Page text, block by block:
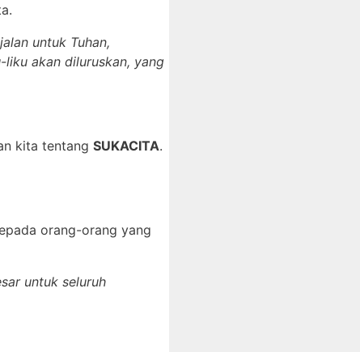
untuk Tuhan,
akan diluruskan, yang
kita tentang SUKACITA.
orang-orang yang
untuk seluruh